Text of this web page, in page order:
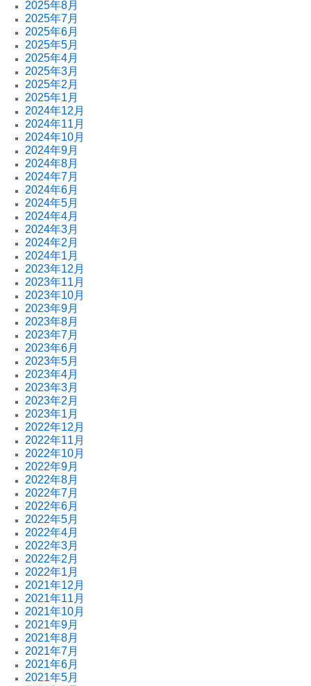
2025年8月
2025年7月
2025年6月
2025年5月
2025年4月
2025年3月
2025年2月
2025年1月
2024年12月
2024年11月
2024年10月
2024年9月
2024年8月
2024年7月
2024年6月
2024年5月
2024年4月
2024年3月
2024年2月
2024年1月
2023年12月
2023年11月
2023年10月
2023年9月
2023年8月
2023年7月
2023年6月
2023年5月
2023年4月
2023年3月
2023年2月
2023年1月
2022年12月
2022年11月
2022年10月
2022年9月
2022年8月
2022年7月
2022年6月
2022年5月
2022年4月
2022年3月
2022年2月
2022年1月
2021年12月
2021年11月
2021年10月
2021年9月
2021年8月
2021年7月
2021年6月
2021年5月